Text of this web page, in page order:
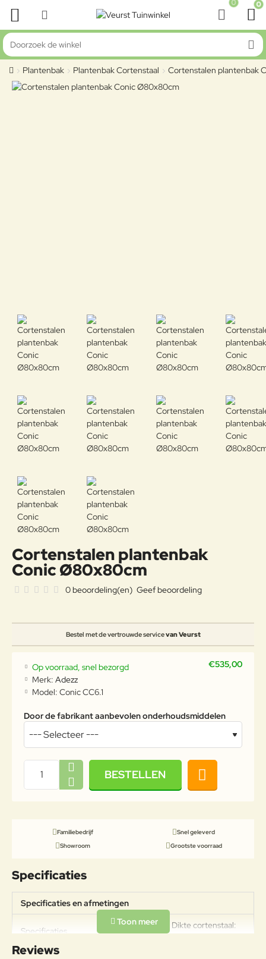
0 0
Doorzoek de winkel
home
Plantenbak Plantenbak Cortenstaal Cortenstalen plantenbak
Cortenstalen plantenbak
Conic Ø80x80cm
Bestel met de vertrouwde servicevan Veurst
0 beoordeling(en) Geef beoordeling
€535,00
Op voorraad, snel bezorgd
Merk: Adezz
Model: Conic CC6.1
Door de fabrikant aanbevolen onderhoudsmiddelen
BESTELLEN
Familiebedrijf
Snel geleverd
Showroom
Grootste voorraad
Specificaties
Specificaties en afmetingen
Specificaties
Gewicht: 47kg Dikte cortenstaal:
Reviews